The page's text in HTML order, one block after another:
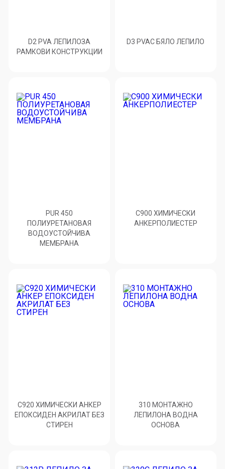
D2 PVA ЛЕПИЛОЗА
РАМКОВИ КОНСТРУКЦИИ
D3 PVAC БЯЛО ЛЕПИЛО
PUR 450
ПОЛИУРЕТАНОВАЯ
ВОДОУСТОЙЧИВА
МЕМБРАНА
C900 ХИМИЧЕСКИ
АНКЕРПОЛИЕСТЕP
C920 ХИМИЧЕСКИ АНКЕР
ЕПОКСИДЕН АКРИЛАТ БЕЗ
СТИРЕН
310 МОНТАЖНО
ЛЕПИЛОНА ВОДНА
ОСНОВА